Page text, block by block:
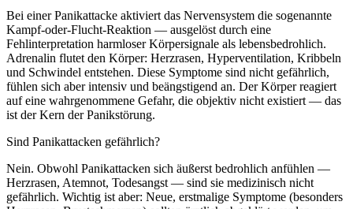
Bei einer Panikattacke aktiviert das Nervensystem die sogenannte
Kampf-oder-Flucht-Reaktion — ausgelöst durch eine
Fehlinterpretation harmloser Körpersignale als lebensbedrohlich.
Adrenalin flutet den Körper: Herzrasen, Hyperventilation, Kribbeln
und Schwindel entstehen. Diese Symptome sind nicht gefährlich,
fühlen sich aber intensiv und beängstigend an. Der Körper reagiert
auf eine wahrgenommene Gefahr, die objektiv nicht existiert — das
ist der Kern der Panikstörung.
Sind Panikattacken gefährlich?
Nein. Obwohl Panikattacken sich äußerst bedrohlich anfühlen —
Herzrasen, Atemnot, Todesangst — sind sie medizinisch nicht
gefährlich. Wichtig ist aber: Neue, erstmalige Symptome (besonders